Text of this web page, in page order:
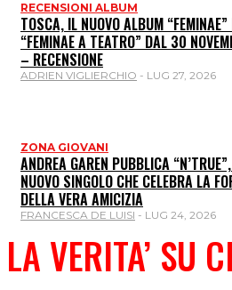
RECENSIONI ALBUM
TOSCA, IL NUOVO ALBUM “FEMINAE”
“FEMINAE A TEATRO” DAL 30
– RECENSIONE
ADRIEN VIGLIERCHIO - LUG 27, 2026
ZONA GIOVANI
ANDREA GAREN PUBBLICA
NUOVO SINGOLO CHE CELEBRA LA
DELLA VERA AMICIZIA
FRANCESCA DE LUISI - LUG 24, 2026
LA VERITA’ SU